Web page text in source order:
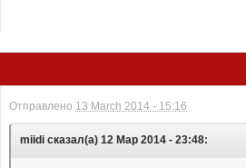
Отправлено 13 March 2014 - 15:16
miidi сказал(а) 12 Мар 2014 - 23:48: